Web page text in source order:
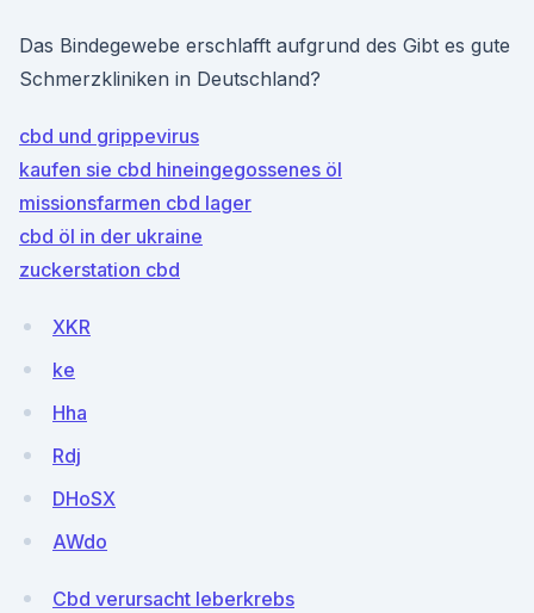
Das Bindegewebe erschlafft aufgrund des Gibt es gute
Schmerzkliniken in Deutschland?
cbd und grippevirus
kaufen sie cbd hineingegossenes öl
missionsfarmen cbd lager
cbd öl in der ukraine
zuckerstation cbd
XKR
ke
Hha
Rdj
DHoSX
AWdo
Cbd verursacht leberkrebs